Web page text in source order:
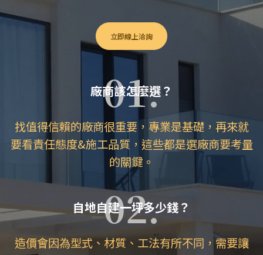
立即線上洽詢
01.
廠商該怎麼選？
找值得信賴的廠商很重要，專業是基礎，再來就
要看責任態度&施工品質，這些都是選廠商要考量
的關鍵。
02.
自地自建一坪多少錢？
造價會因為型式、材質、工法有所不同，需要讓